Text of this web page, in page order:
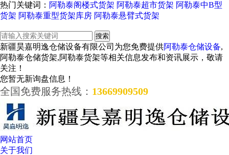
热门关键词： 阿勒泰阁楼式货架 阿勒泰超市货架 阿勒泰中B型
货架 阿勒泰重型货架库房 阿勒泰悬臂式货架
新疆昊嘉明逸仓储设备有限公司为您免费提供阿勒泰仓储设备,
阿勒泰仓储货架,阿勒泰货架等相关信息发布和资讯展示，敬请
关注！
您暂无新询盘信息！
全国免费服务热线： 13669909509
网站首页
关于我们